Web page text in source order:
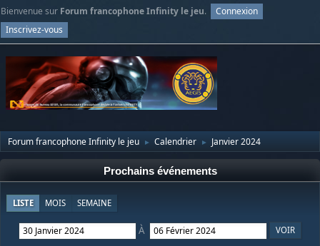
Bienvenue sur Forum francophone Infinity le jeu.
Connexion
Inscrivez-vous
Forum francophone Infinity le jeu ► Calendrier ► Janvier 2024
Prochains événements
LISTE MOIS SEMAINE
À